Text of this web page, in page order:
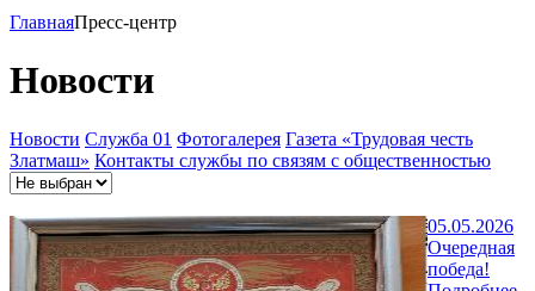
ГлавнаяПресс-центр
Новости
Новости Служба 01 Фотогалерея Газета «Трудовая честь
Златмаш» Контакты службы по связям с общественностью
05.05.2026
Очередная
победа!